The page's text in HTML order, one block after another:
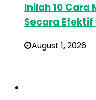
Inilah 10 Cara
Secara
August 1, 2026